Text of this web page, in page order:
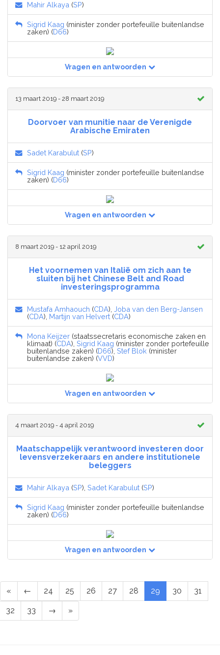
Mahir Alkaya (SP)
Sigrid Kaag (minister zonder portefeuille buitenlandse
zaken) (D66)
Vragen en antwoorden
13 maart 2019 - 28 maart 2019
Doorvoer van munitie naar de Verenigde
Arabische Emiraten
Sadet Karabulut (SP)
Sigrid Kaag (minister zonder portefeuille buitenlandse
zaken) (D66)
Vragen en antwoorden
8 maart 2019 - 12 april 2019
Het voornemen van Italië om zich aan te
sluiten bij het Chinese Belt and Road
investeringsprogramma
Mustafa Amhaouch (CDA), Joba van den Berg-Jansen
(CDA), Martijn van Helvert (CDA)
Mona Keijzer (staatssecretaris economische zaken en
klimaat) (CDA), Sigrid Kaag (minister zonder portefeuille
buitenlandse zaken) (D66), Stef Blok (minister
buitenlandse zaken) (VVD)
Vragen en antwoorden
4 maart 2019 - 4 april 2019
Maatschappelijk verantwoord investeren door
levensverzekeraars en andere institutionele
beleggers
Mahir Alkaya (SP), Sadet Karabulut (SP)
Sigrid Kaag (minister zonder portefeuille buitenlandse
zaken) (D66)
Vragen en antwoorden
« ← 24 25 26 27 28 29 30 31
32 33 → »